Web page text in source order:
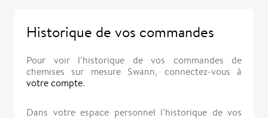
Historique de vos commandes
Pour voir l’historique de vos commandes de
chemises sur mesure Swann, connectez-vous à
votre compte.
Dans votre espace personnel l’historique de vos